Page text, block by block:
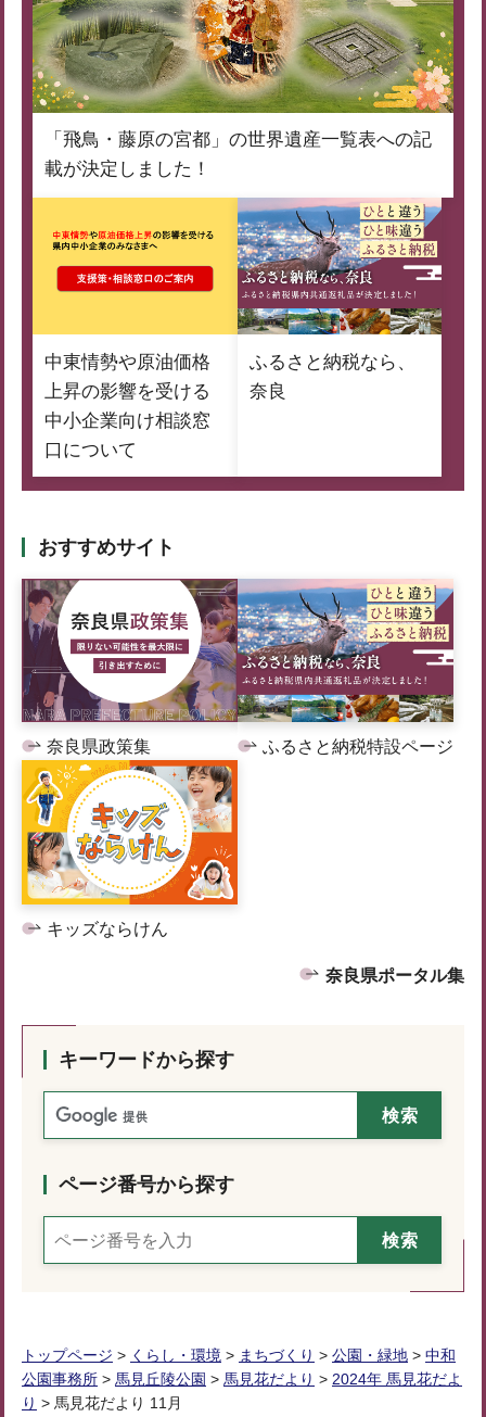
「飛鳥・藤原の宮都」の世界遺産一覧表への記
載が決定しました！
中東情勢や原油価格
上昇の影響を受ける
中小企業向け相談窓
口について
ふるさと納税なら、
奈良
おすすめサイト
奈良県政策集 ふるさと納税特設ページ
キッズならけん
奈良県ポータル集
キーワードから探す
ページ番号から探す
トップページ > くらし・環境 > まちづくり > 公園・緑地 > 中和
公園事務所 > 馬見丘陵公園 > 馬見花だより > 2024年 馬見花だよ
り > 馬見花だより 11月